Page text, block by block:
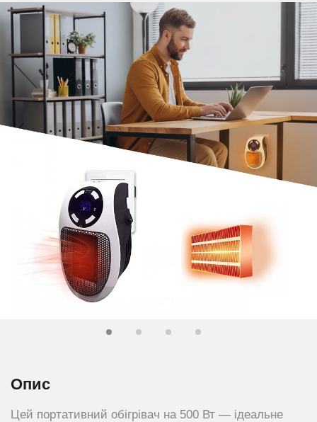
Опис
Цей портативний обігрівач на 500 Вт — ідеальне